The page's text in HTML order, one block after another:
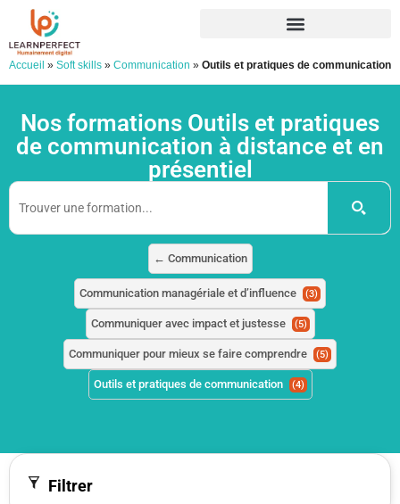
Accueil » Soft skills » Communication » Outils et pratiques de communication
Nos formations Outils et pratiques
de communication à distance et en
présentiel
← Communication
Communication managériale et d’influence (3)
Communiquer avec impact et justesse (5)
Communiquer pour mieux se faire comprendre (5)
Outils et pratiques de communication (4)
Filtrer